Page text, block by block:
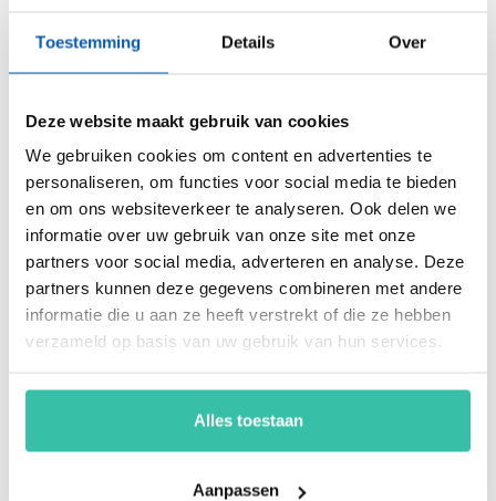
Toestemming Details Over
Deze website maakt gebruik van cookies
We gebruiken cookies om content en advertenties te
personaliseren, om functies voor social media te bieden
en om ons websiteverkeer te analyseren. Ook delen we
informatie over uw gebruik van onze site met onze
partners voor social media, adverteren en analyse. Deze
partners kunnen deze gegevens combineren met andere
informatie die u aan ze heeft verstrekt of die ze hebben
verzameld op basis van uw gebruik van hun services.
Alles toestaan
Aanpassen
weerbaarheid van je organisatie snel, eenvoudig en
Arjan Kremer
Mede-oprichter Perium
B.V.
Met een achtergrond in
risicomanagement, ICT
en een passie voor
organisaties om
weerbaar en compliant
wereld. Mijn focus ligt
op oplossingen die écht